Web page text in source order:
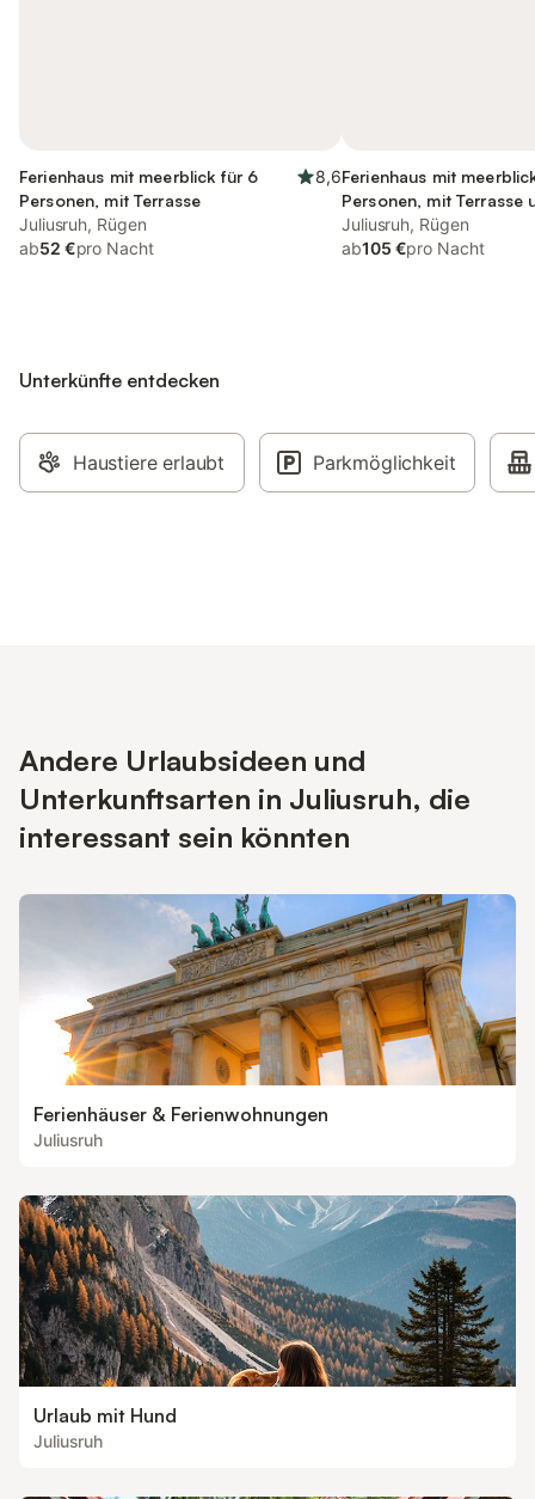
Ferienhaus mit meerblick für 6
Personen, mit Terrasse
8,6
Juliusruh, Rügen
ab52 €pro Nacht
Ferienhaus mit
Personen, mit Terrasse
Garten sowie Ausblick
Juliusruh, Rügen
ab105 €pro Nacht
Unterkünfte entdecken
Haustiere erlaubt Parkmöglichkeit
Andere Urlaubsideen und
Unterkunftsarten in Juliusruh, die
interessant sein könnten
Ferienhäuser & Ferienwohnungen
Juliusruh
Urlaub mit Hund
Juliusruh